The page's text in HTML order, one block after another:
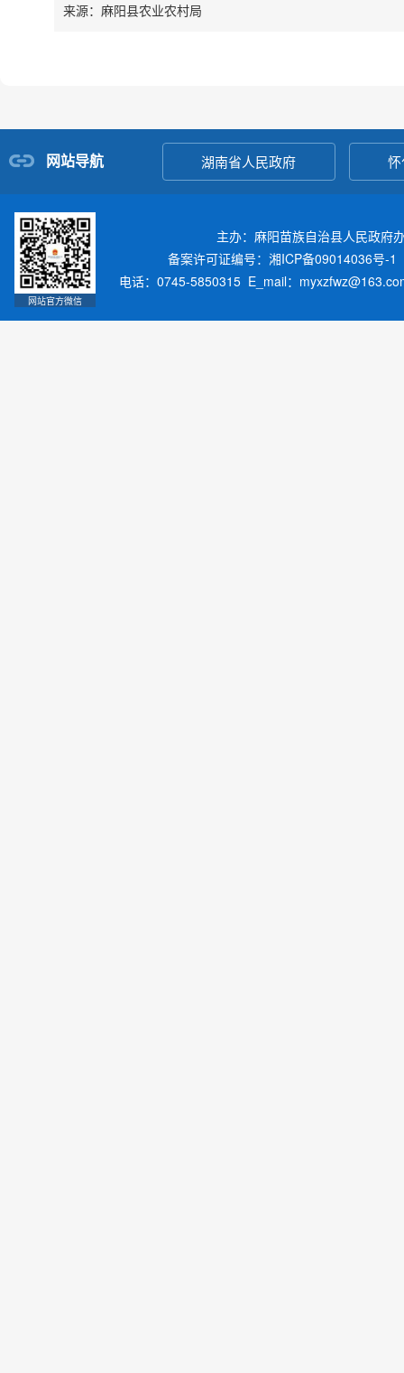
来源：麻阳县农业农村局
网站导航 湖南省人民政府
网站官方微信
主办：麻阳苗族自治县人民政
备案许可证编号：湘ICP备09014036号-1
电话：0745-5850315 E_mail：